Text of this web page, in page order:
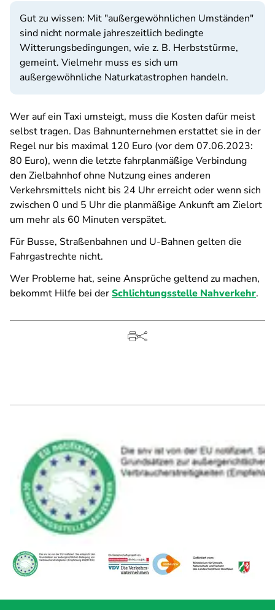
Gut zu wissen: Mit "außergewöhnlichen Umständen"
sind nicht normale jahreszeitlich bedingte
Witterungsbedingungen, wie z. B. Herbststürme,
gemeint. Vielmehr muss es sich um
außergewöhnliche Naturkatastrophen handeln.
Wer auf ein Taxi umsteigt, muss die Kosten dafür meist
selbst tragen. Das Bahnunternehmen erstattet sie in der
Regel nur bis maximal 120 Euro (vor dem 07.06.2023:
80 Euro), wenn die letzte fahrplanmäßige Verbindung
den Zielbahnhof ohne Nutzung eines anderen
Verkehrsmittels nicht bis 24 Uhr erreicht oder wenn sich
zwischen 0 und 5 Uhr die planmäßige Ankunft am Zielort
um mehr als 60 Minuten verspätet.
Für Busse, Straßenbahnen und U-Bahnen gelten die
Fahrgastrechte nicht.
Wer Probleme hat, seine Ansprüche geltend zu machen,
bekommt Hilfe bei derSchlichtungsstelle Nahverkehr.